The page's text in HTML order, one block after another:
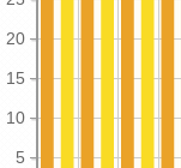
5
10
15
20